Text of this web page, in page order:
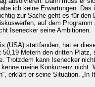
ich keine Erwartungen.
zur Sache geht es für den
auf dem Programm
Isenecker seine Ambitionen.
(USA) stattfanden, hat er
Metern den dritten Platz,
Trotzdem kann Isenecker
meine Konkurrenz nicht.
erklärt er seine Situation. „In